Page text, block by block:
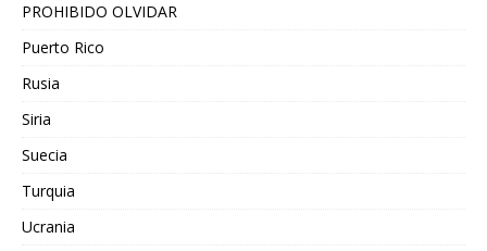
PROHIBIDO OLVIDAR
Puerto Rico
Rusia
Siria
Suecia
Turquia
Ucrania